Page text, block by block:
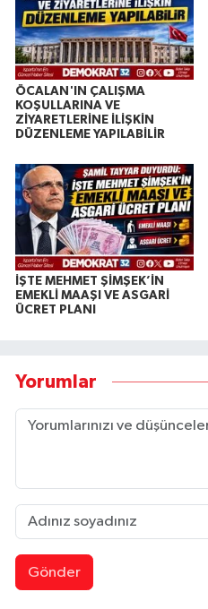
ÖCALAN'IN ÇALIŞMA
KOŞULLARINA VE
ZİYARETLERİNE İLİŞKİN
DÜZENLEME YAPILABİLİR
İŞTE MEHMET ŞİMŞEK’İN
EMEKLİ MAAŞI VE ASGARİ
ÜCRET PLANI
Yorumlar
Gönder